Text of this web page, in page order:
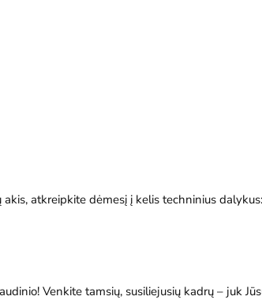
atkreipkite dėmesį į kelis techninius dalykus:
Venkite tamsių, susiliejusių kadrų – juk